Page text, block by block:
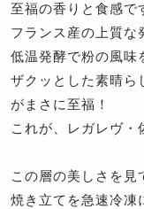
至福の香りと食感で
フランス産の上質な
低温発酵で粉の風味
ザクッとした素晴ら
がまさに至福！
これが、レガレヴ・
この層の美しさを見
焼き立てを急速冷凍